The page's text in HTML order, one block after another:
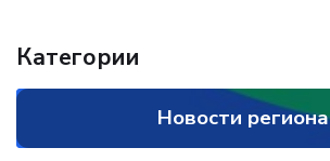
Категории
Новости региона